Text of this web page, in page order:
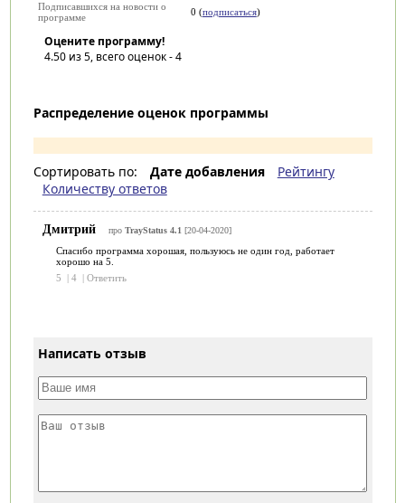
Подписавшихся на новости о
программе
0 (подписаться)
Оцените программу!
4.50из 5, всего оценок -4
Распределение оценок программы
Сортировать по: Дате добавления
Рейтингу
Количеству ответов
Дмитрий про TrayStatus 4.1 [20-04-2020]
Спасибо программа хорошая, пользуюсь не один год, работает
хорошо на 5.
5
| 4 | Ответить
Написать отзыв